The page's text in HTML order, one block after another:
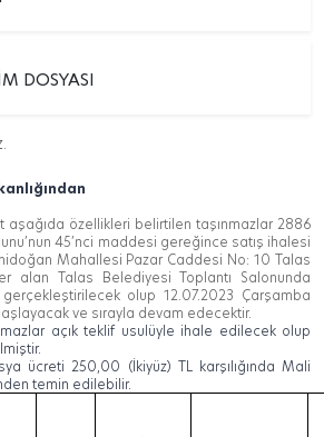
DOSYASI
aşağıda özellikleri belirtilen taşınmazlar 2886
45’nci maddesi gereğince satış ihalesi
Mahallesi Pazar Caddesi No: 10 Talas
alan Talas Belediyesi Toplantı Salonunda
olup 12.07.2023 Çarşamba
ve sırayla devam edecektir.
açık teklif usulüyle ihale edilecek olup
ücreti 250,00 (İkiyüz) TL karşılığında Mali
temin edilebilir.